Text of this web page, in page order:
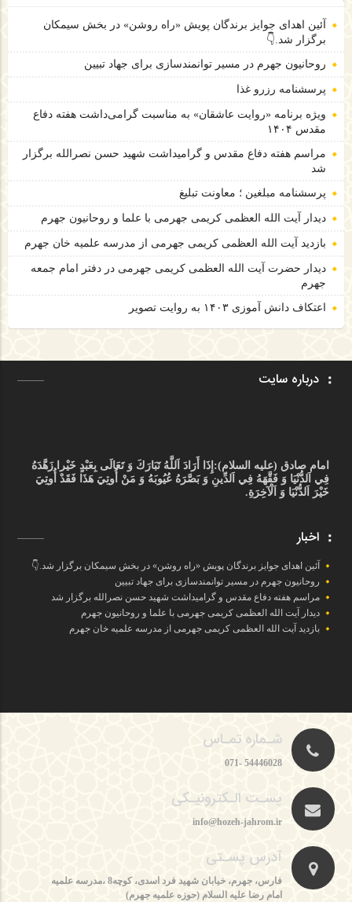
سیمکان برگزار شد.👇
آئین اهدای جوایز برندگان پویش «راه روشن» در بخش سیمکان
برگزار شد.👇
روحانیون جهرم در مسیر توانمندسازی برای جهاد تبیین
پرسشنامه رزرو غذا
ویژه برنامه «روایت عاشقان» به مناسبت گرامی‌داشت هفته دفاع
مقدس ۱۴۰۴
مراسم هفته دفاع مقدس و گرامیداشت شهید حسن نصرالله برگزار
شد
پرسشنامه مبلغین ؛ معاونت تبلیغ
دیدار آیت الله العظمی کریمی جهرمی با علما و روحانیون جهرم
بازدید آیت الله العظمی کریمی جهرمی از مدرسه علمیه خان جهرم
دیدار حضرت آیت الله العظمی کریمی جهرمی در دفتر امام جمعه
جهرم
اعتکاف دانش آموزی ۱۴۰۳ به روایت تصویر
درباره سایت
امام صادق (علیه السلام): إِذَا أَرَادَ اَللَّهُ تَبَارَكَ وَ تَعَالَى بِعَبْدٍ خَيْرا زَهَّدَهُ
فِي اَلدُّنْيَا وَ فَقَّهَهُ فِي اَلدِّينِ وَ بَصَّرَهُ عُيُوبَهُ وَ مَنْ أُوتِيَ هَذَا فَقَدْ أُوتِيَ
خَيْرَ اَلدُّنْيَا وَ اَلْآخِرَةِ.
اخبار
آئین اهدای جوایز برندگان پویش «راه روشن» در بخش سیمکان برگزار شد.👇
روحانیون جهرم در مسیر توانمندسازی برای جهاد تبیین
مراسم هفته دفاع مقدس و گرامیداشت شهید حسن نصرالله برگزار شد
دیدار آیت الله العظمی کریمی جهرمی با علما و روحانیون جهرم
بازدید آیت الله العظمی کریمی جهرمی از مدرسه علمیه خان جهرم
شـماره تمـاس
54446028 -071
پسـت الـکترونیـکی
info@hozeh-jahrom.ir
آدرس پسـتی
فارس، جهرم، خیابان شهید فرد اسدی، کوچه8 ،مدرسه علمیه
امام رضا علیه السلام (حوزه علمیه جهرم)